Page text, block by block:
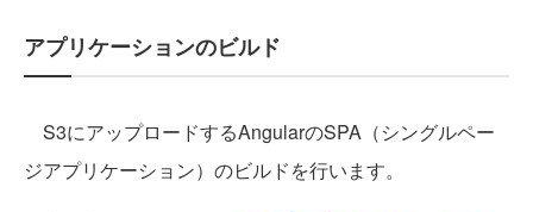
アプリケーションのビルド
S3にアップロードするAngularのSPA（シングルペー
ジアプリケーション）のビルドを行います。